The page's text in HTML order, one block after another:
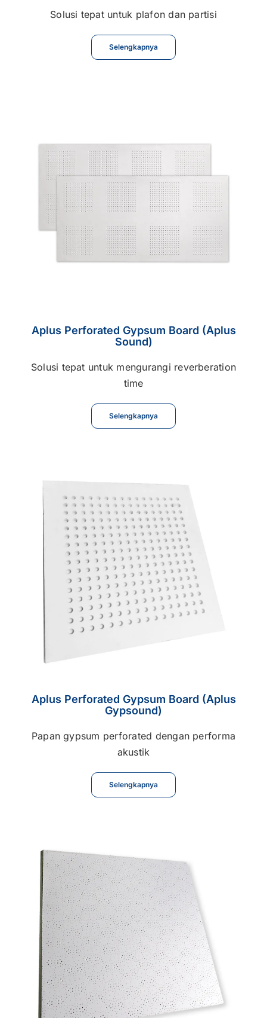
Solusi tepat untuk plafon dan partisi
Selengkapnya
Aplus Perforated Gypsum Board (Aplus
Sound)
Solusi tepat untuk mengurangi reverberation
time
Selengkapnya
Aplus Perforated Gypsum Board (Aplus
Gypsound)
Papan gypsum perforated dengan performa
akustik
Selengkapnya